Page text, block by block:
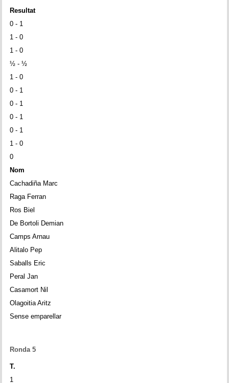
Resultat
0 - 1
1 - 0
1 - 0
½ - ½
1 - 0
0 - 1
0 - 1
0 - 1
0 - 1
1 - 0
0
Nom
Cachadiña Marc
Raga Ferran
Ros Biel
De Bortoli Demian
Camps Arnau
Alitalo Pep
Saballs Eric
Peral Jan
Casamort Nil
Olagoitia Aritz
Sense emparellar
Ronda 5
T.
1